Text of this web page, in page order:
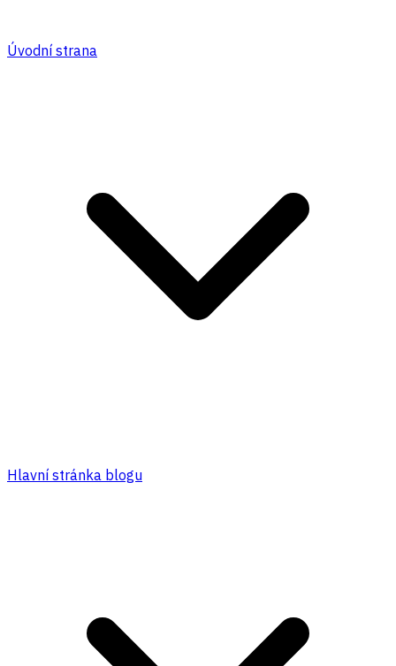
Úvodní strana
Hlavní stránka blogu